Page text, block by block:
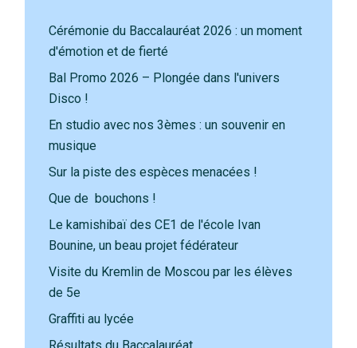
Cérémonie du Baccalauréat 2026 : un moment
d'émotion et de fierté
Bal Promo 2026 – Plongée dans l'univers
Disco !
En studio avec nos 3èmes : un souvenir en
musique
Sur la piste des espèces menacées !
Que de bouchons !
Le kamishibaï des CE1 de l'école Ivan
Bounine, un beau projet fédérateur
Visite du Kremlin de Moscou par les élèves
de 5e
Graffiti au lycée
Résultats du Baccalauréat